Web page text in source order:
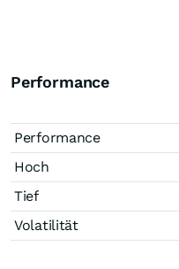
Performance
Performance
Hoch
Tief
Volatilität